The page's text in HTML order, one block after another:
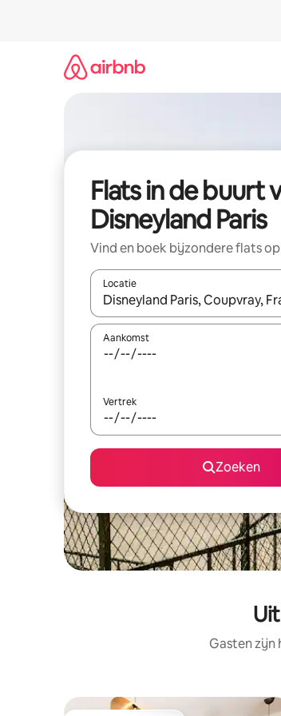
Flats in de buurt
Disneyland Paris
Vind en boek bijzondere flats
Locatie
Wanneer er suggesties
Aankomst
Vertrek
Zoeken
Gasten zijn